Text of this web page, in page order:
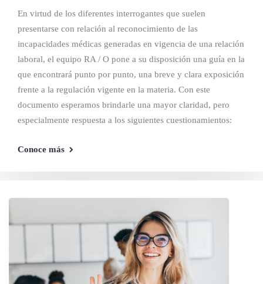
En virtud de los diferentes interrogantes que suelen
presentarse con relación al reconocimiento de las
incapacidades médicas generadas en vigencia de una relación
laboral, el equipo RA / O pone a su disposición una guía en la
que encontrará punto por punto, una breve y clara exposición
frente a la regulación vigente en la materia. Con este
documento esperamos brindarle una mayor claridad, pero
especialmente respuesta a los siguientes cuestionamientos:
Conoce más